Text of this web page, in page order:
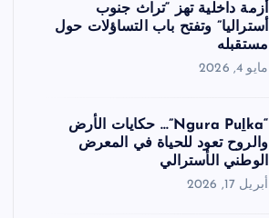
أزمة داخلية تهز “تراث جنوب
أستراليا” وتفتح باب التساؤلات حول
مستقبله
مايو 4, 2026
“Ngura Puḻka”… حكايات الأرض
والروح تعود للحياة في المعرض
الوطني الأسترالي
أبريل 17, 2026